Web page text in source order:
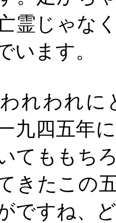
霊じゃな
います。
れわれに
九四五年
てももち
きたこの
ですね、